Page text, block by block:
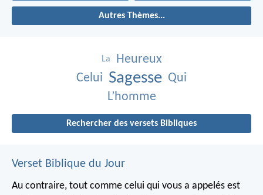
Autres Thèmes...
La
Heureux
Celui Sagesse Qui
L’homme
Rechercher des versets Bibliques
Verset Biblique du Jour
Au contraire, tout comme celui qui vous a appelés est